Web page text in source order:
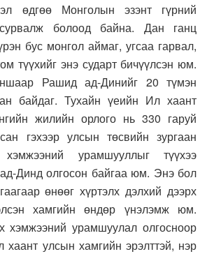
өдгөө Монголын эзэнт гүрний
болоод байна. Дан ганц
бус монгол аймаг, угсаа гарвал,
түүхийг энэ сударт бичүүлсэн юм.
Рашид ад-Динийг 20 түмэн
байдаг. Тухайн үеийн Ил хаант
жилийн орлого нь 330 гаруй
гэхээр улсын төсвийн зургаан
урамшууллыг түүхээ
Динд олгосон байгаа юм. Энэ бол
өнөөг хүртэлх дэлхий дээрх
хамгийн өндөр үнэлэмж юм.
урамшуулал олгосноор
хаант улсын хамгийн эрэлттэй, нэр